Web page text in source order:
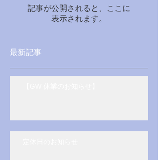
記事が公開されると、ここに
表示されます。
最新記事